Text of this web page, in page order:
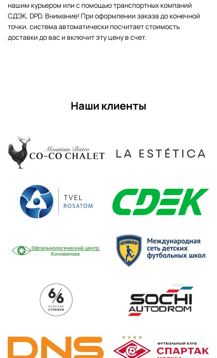
нашим курьером или с помощью транспортных компаний
СДЭК, DPD. Внимание! При оформлении заказа до конечной
точки, система автоматически посчитает стоимость
доставки до вас и включит эту цену в счет.
Наши клиенты